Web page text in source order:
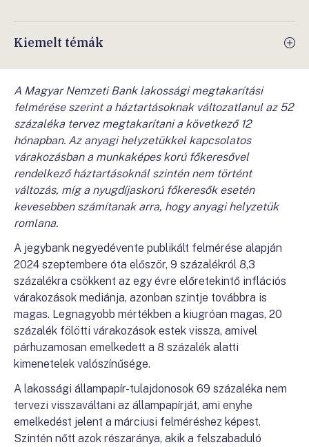
Kiemelt témák
A Magyar Nemzeti Bank lakossági megtakarítási
felmérése szerint a háztartásoknak változatlanul az 52
százaléka tervez megtakarítani a következő 12
hónapban. Az anyagi helyzetükkel kapcsolatos
várakozásban a munkaképes korú főkeresővel
rendelkező háztartásoknál szintén nem történt
változás, míg a nyugdíjaskorú főkeresők esetén
kevesebben számítanak arra, hogy anyagi helyzetük
romlana.
A jegybank negyedévente publikált felmérése alapján
2024 szeptembere óta először, 9 százalékról 8,3
százalékra csökkent az egy évre előretekintő inflációs
várakozások mediánja, azonban szintje továbbra is
magas. Legnagyobb mértékben a kiugróan magas, 20
százalék fölötti várakozások estek vissza, amivel
párhuzamosan emelkedett a 8 százalék alatti
kimenetelek valószínűsége.
A lakossági állampapír-tulajdonosok 69 százaléka nem
tervezi visszaváltani az állampapírját, ami enyhe
emelkedést jelent a márciusi felméréshez képest.
Szintén nőtt azok részaránya, akik a felszabaduló